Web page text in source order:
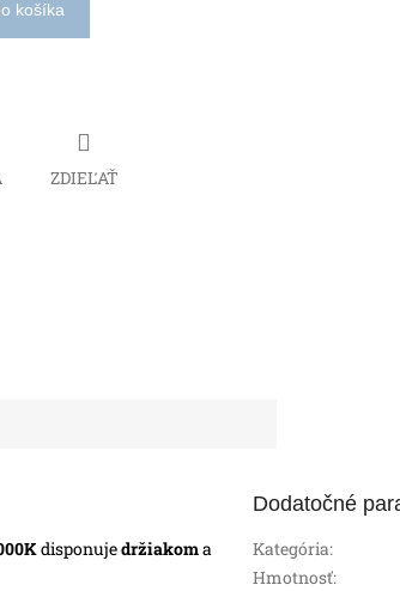
košíka
ZDIEĽAŤ
disponujedržiakoma
Dodatočné
Kategória:
Hmotnosť: